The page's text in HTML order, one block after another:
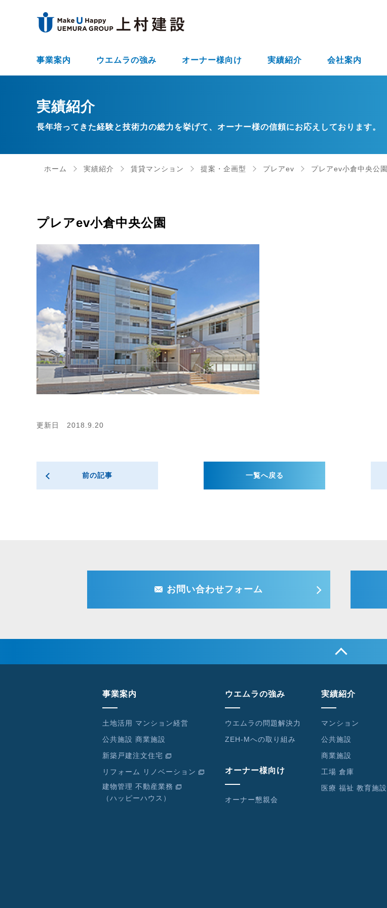
事業案内 ウエムラの強み オーナー様向け 実績紹介 会社案内
実績紹介
長年培ってきた経験と技術力の総力を挙げて、オーナー様の信頼にお応えしております。
ホーム 実績紹介 賃貸マンション 提案・企画型 プレアev プレアev小倉中央公園
プレアev小倉中央公園
更新日 2018.9.20
前の記事 一覧へ戻る
お問い合わせフォーム
事業案内
土地活用 マンション経営
公共施設 商業施設
新築戸建注文住宅
リフォーム リノベーション
建物管理 不動産業務
（ハッピーハウス）
ウエムラの強み
ウエムラの問題解決力
ZEH-Mへの取り組み
オーナー様向け
オーナー懇親会
実績紹介
マンション
公共施設
商業施設
工場 倉庫
医療 福祉 教育施設